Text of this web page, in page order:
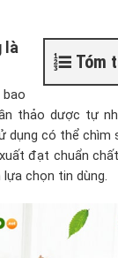
Tóm
là
bao
thảo dược tự
dụng có thể chìm
đạt chuẩn
chọn tin dùng.